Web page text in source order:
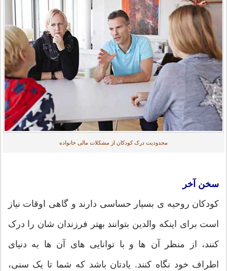
محدودیت درک کودکان از مشکلات مالی خانواده
سخن آخر
کودکان روحیه ی بسیار حساسی دارند و گاهی اوقات نیاز
است برای اینکه والدین بتوانند بهتر فرزندان شان را درک
کنند، از منظر آن ها و با توانایی های آن ها به دنیای
اطراف خود نگاه کنند. یادتان باشد که شما تا یک سنی،